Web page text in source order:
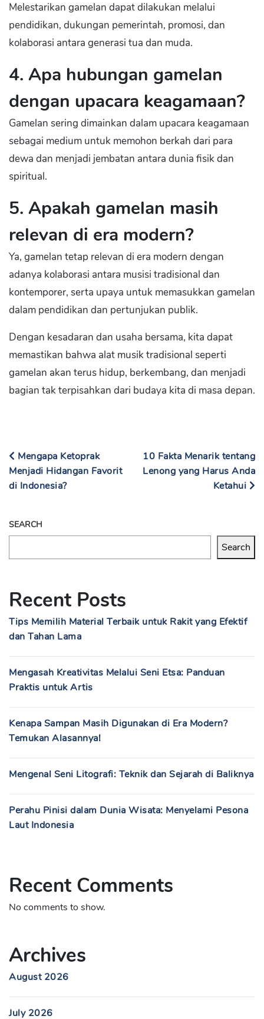
Melestarikan gamelan dapat dilakukan melalui
pendidikan, dukungan pemerintah, promosi, dan
kolaborasi antara generasi tua dan muda.
4. Apa hubungan gamelan
dengan upacara keagamaan?
Gamelan sering dimainkan dalam upacara keagamaan
sebagai medium untuk memohon berkah dari para
dewa dan menjadi jembatan antara dunia fisik dan
spiritual.
5. Apakah gamelan masih
relevan di era modern?
Ya, gamelan tetap relevan di era modern dengan
adanya kolaborasi antara musisi tradisional dan
kontemporer, serta upaya untuk memasukkan gamelan
dalam pendidikan dan pertunjukan publik.
Dengan kesadaran dan usaha bersama, kita dapat
memastikan bahwa alat musik tradisional seperti
gamelan akan terus hidup, berkembang, dan menjadi
bagian tak terpisahkan dari budaya kita di masa depan.
Mengapa Ketoprak
Menjadi Hidangan Favorit
di Indonesia?
10 Fakta Menarik tentang
Lenong yang Harus Anda
Ketahui
SEARCH
Search
Recent Posts
Tips Memilih Material Terbaik untuk Rakit yang Efektif
dan Tahan Lama
Mengasah Kreativitas Melalui Seni Etsa: Panduan
Praktis untuk Artis
Kenapa Sampan Masih Digunakan di Era Modern?
Temukan Alasannya!
Mengenal Seni Litografi: Teknik dan Sejarah di Baliknya
Perahu Pinisi dalam Dunia Wisata: Menyelami Pesona
Laut Indonesia
Recent Comments
No comments to show.
Archives
August 2026
July 2026